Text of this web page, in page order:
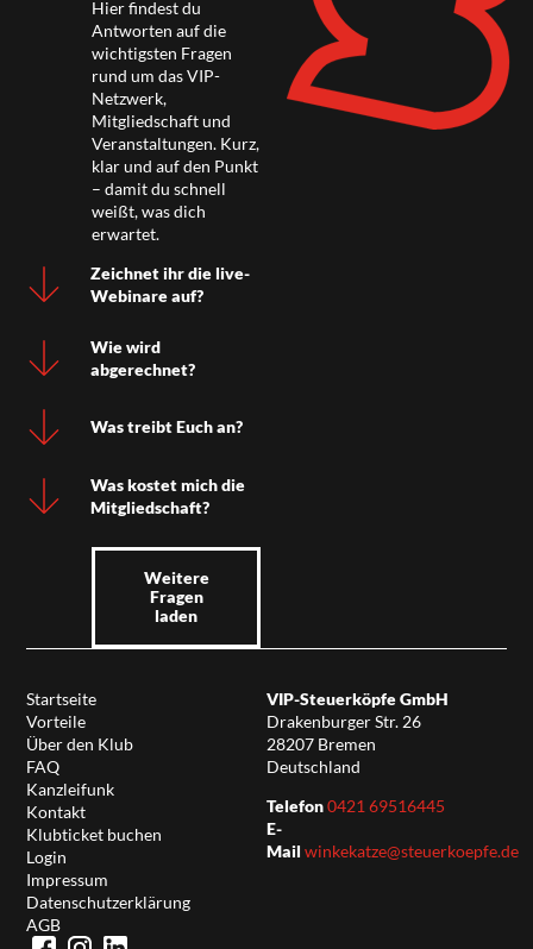
Hier findest du
Antworten auf die
wichtigsten Fragen
rund um das VIP-
Netzwerk,
Mitgliedschaft und
Veranstaltungen. Kurz,
klar und auf den Punkt
– damit du schnell
weißt, was dich
erwartet.
Zeichnet ihr die live-
Webinare auf?
Wie wird
abgerechnet?
Was treibt Euch an?
Was kostet mich die
Mitgliedschaft?
Weitere
Fragen
laden
Startseite
Vorteile
Über den Klub
FAQ
Kanzleifunk
Kontakt
Klubticket buchen
Login
Impressum
Datenschutzerklärung
AGB
VIP-Steuerköpfe GmbH
Drakenburger Str. 26
28207 Bremen
Deutschland
Telefon0421 69516445
E-
Mail winkekatze@steuerkoepfe.de